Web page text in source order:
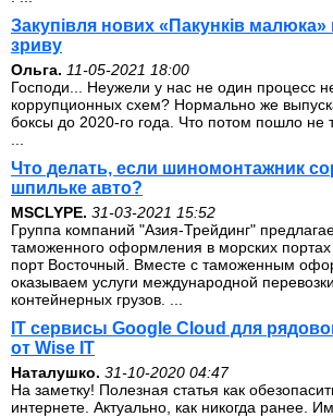
Закупівля нових «Пакунків малюка»
зриву
Ольга. 11-05-2021 18:00
Господи... Неужели у нас не один процесс
коррупционных схем? Нормально же
боксы до 2020-го года. Что потом пошло не
Что делать, если шиномонтажник
шпильке авто?
MSCLYPE. 31-03-2021 15:52
Группа компаний "Азия-Трейдинг"
таможенного оформления в морских портах
порт Восточный. Вместе с таможенным
оказываем услуги международной
контейнерных грузов. ...
IT сервисы Google Cloud для
от Wise IT
Наталушко. 31-10-2020 04:47
На заметку! Полезная статья как
интернете. Актуально, как никогда ранее.